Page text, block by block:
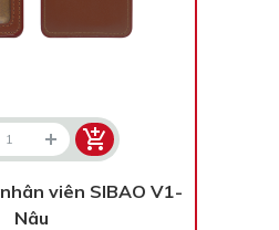
viên SIBAO V1-
Nâu